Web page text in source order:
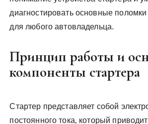
диагностировать основные
для любого автовладельца.
Принцип работы и
компоненты стартера
Стартер представляет собой
постоянного тока‚ который